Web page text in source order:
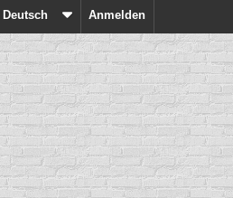
Anmelden
Deutsch